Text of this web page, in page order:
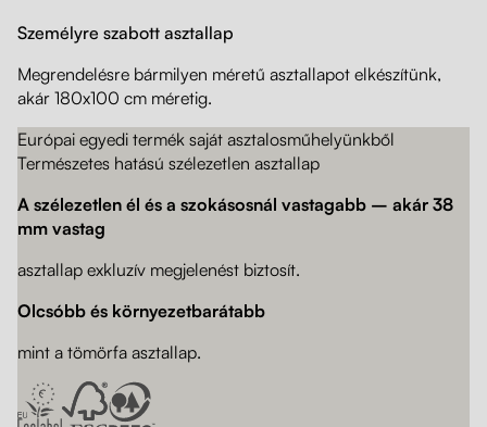
Személyre szabott asztallap
Megrendelésre bármilyen méretű asztallapot elkészítünk,
akár 180x100 cm méretig.
Európai egyedi termék saját asztalosműhelyünkből
Természetes hatású szélezetlen asztallap
A szélezetlen él és a szokásosnál vastagabb – akár 38
mm vastag
asztallap exkluzív megjelenést biztosít.
Olcsóbb és környezetbarátabb
mint a tömörfa asztallap.